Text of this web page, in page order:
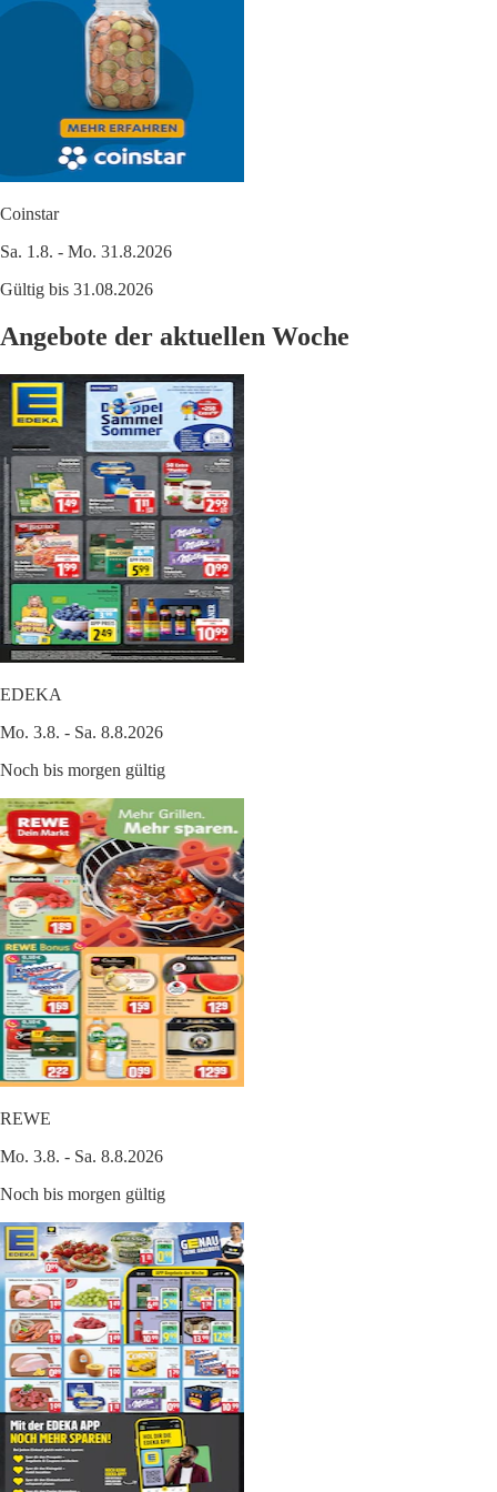
Coinstar
Sa. 1.8. - Mo. 31.8.2026
Gültig bis 31.08.2026
Angebote der aktuellen Woche
EDEKA
Mo. 3.8. - Sa. 8.8.2026
Noch bis morgen gültig
REWE
Mo. 3.8. - Sa. 8.8.2026
Noch bis morgen gültig